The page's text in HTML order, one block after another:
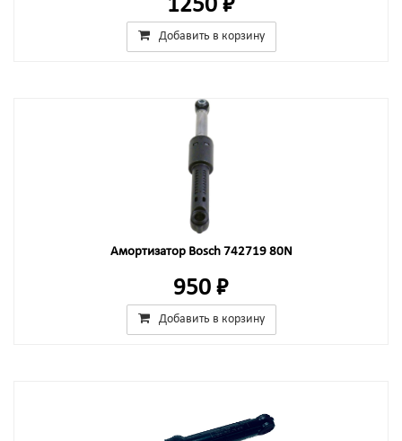
1250 ₽
Добавить в корзину
Амортизатор Bosch 742719 80N
950 ₽
Добавить в корзину